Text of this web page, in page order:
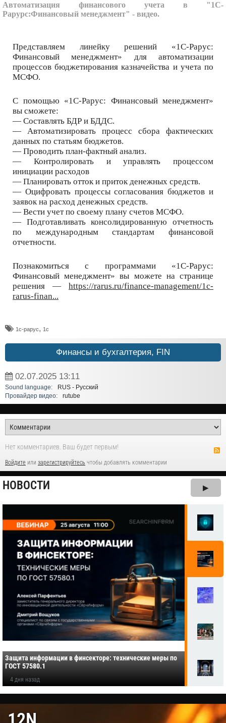
Автоматизация финансового учета в "1С-
Рарурс:Финансовый менеджмент" - видео.
Представляем линейку решений «1С-Рарус:
Финансовый менеджмент» для автоматизации
процессов бюджетирования казначейства и учета по
МСФО.
С помощью «1С-Рарус: Финансовый менеджмент»
вы сможете:
— Составлять БДР и БДДС.
— Автоматизировать процесс сбора фактических
данных по статьям бюджетов.
— Проводить план-фактный анализ.
— Контролировать и управлять процессом
инициации расходов
— Планировать отток и приток денежных средств.
— Оцифровать процессы согласования бюджетов и
заявок на расход денежных средств.
— Вести учет по своему плану счетов МСФО.
— Подготавливать консолидированную отчетность
по международным стандартам финансовой
отчетности.
Познакомиться с программами «1С-Рарус:
Финансовый менеджмент» вы можете на странице
решения — https://rarus.ru/finance-management/1c-
rarus-finan...
1с-рарус, 1с
Финансы и бухгалтерия, FIN
02.07.2025 13:11
Sound language:
RUS - Русский
Провайдер видео:
rutube
Нет комментариев. Ваш будет первым!
Войдите или зарегистрируйтесь чтобы добавлять комментарии
НОВОСТИ ▶
СЭД «Дело» 26.0: поддержка МЭДО 3.0 и другие
улучшения
4 дня назад